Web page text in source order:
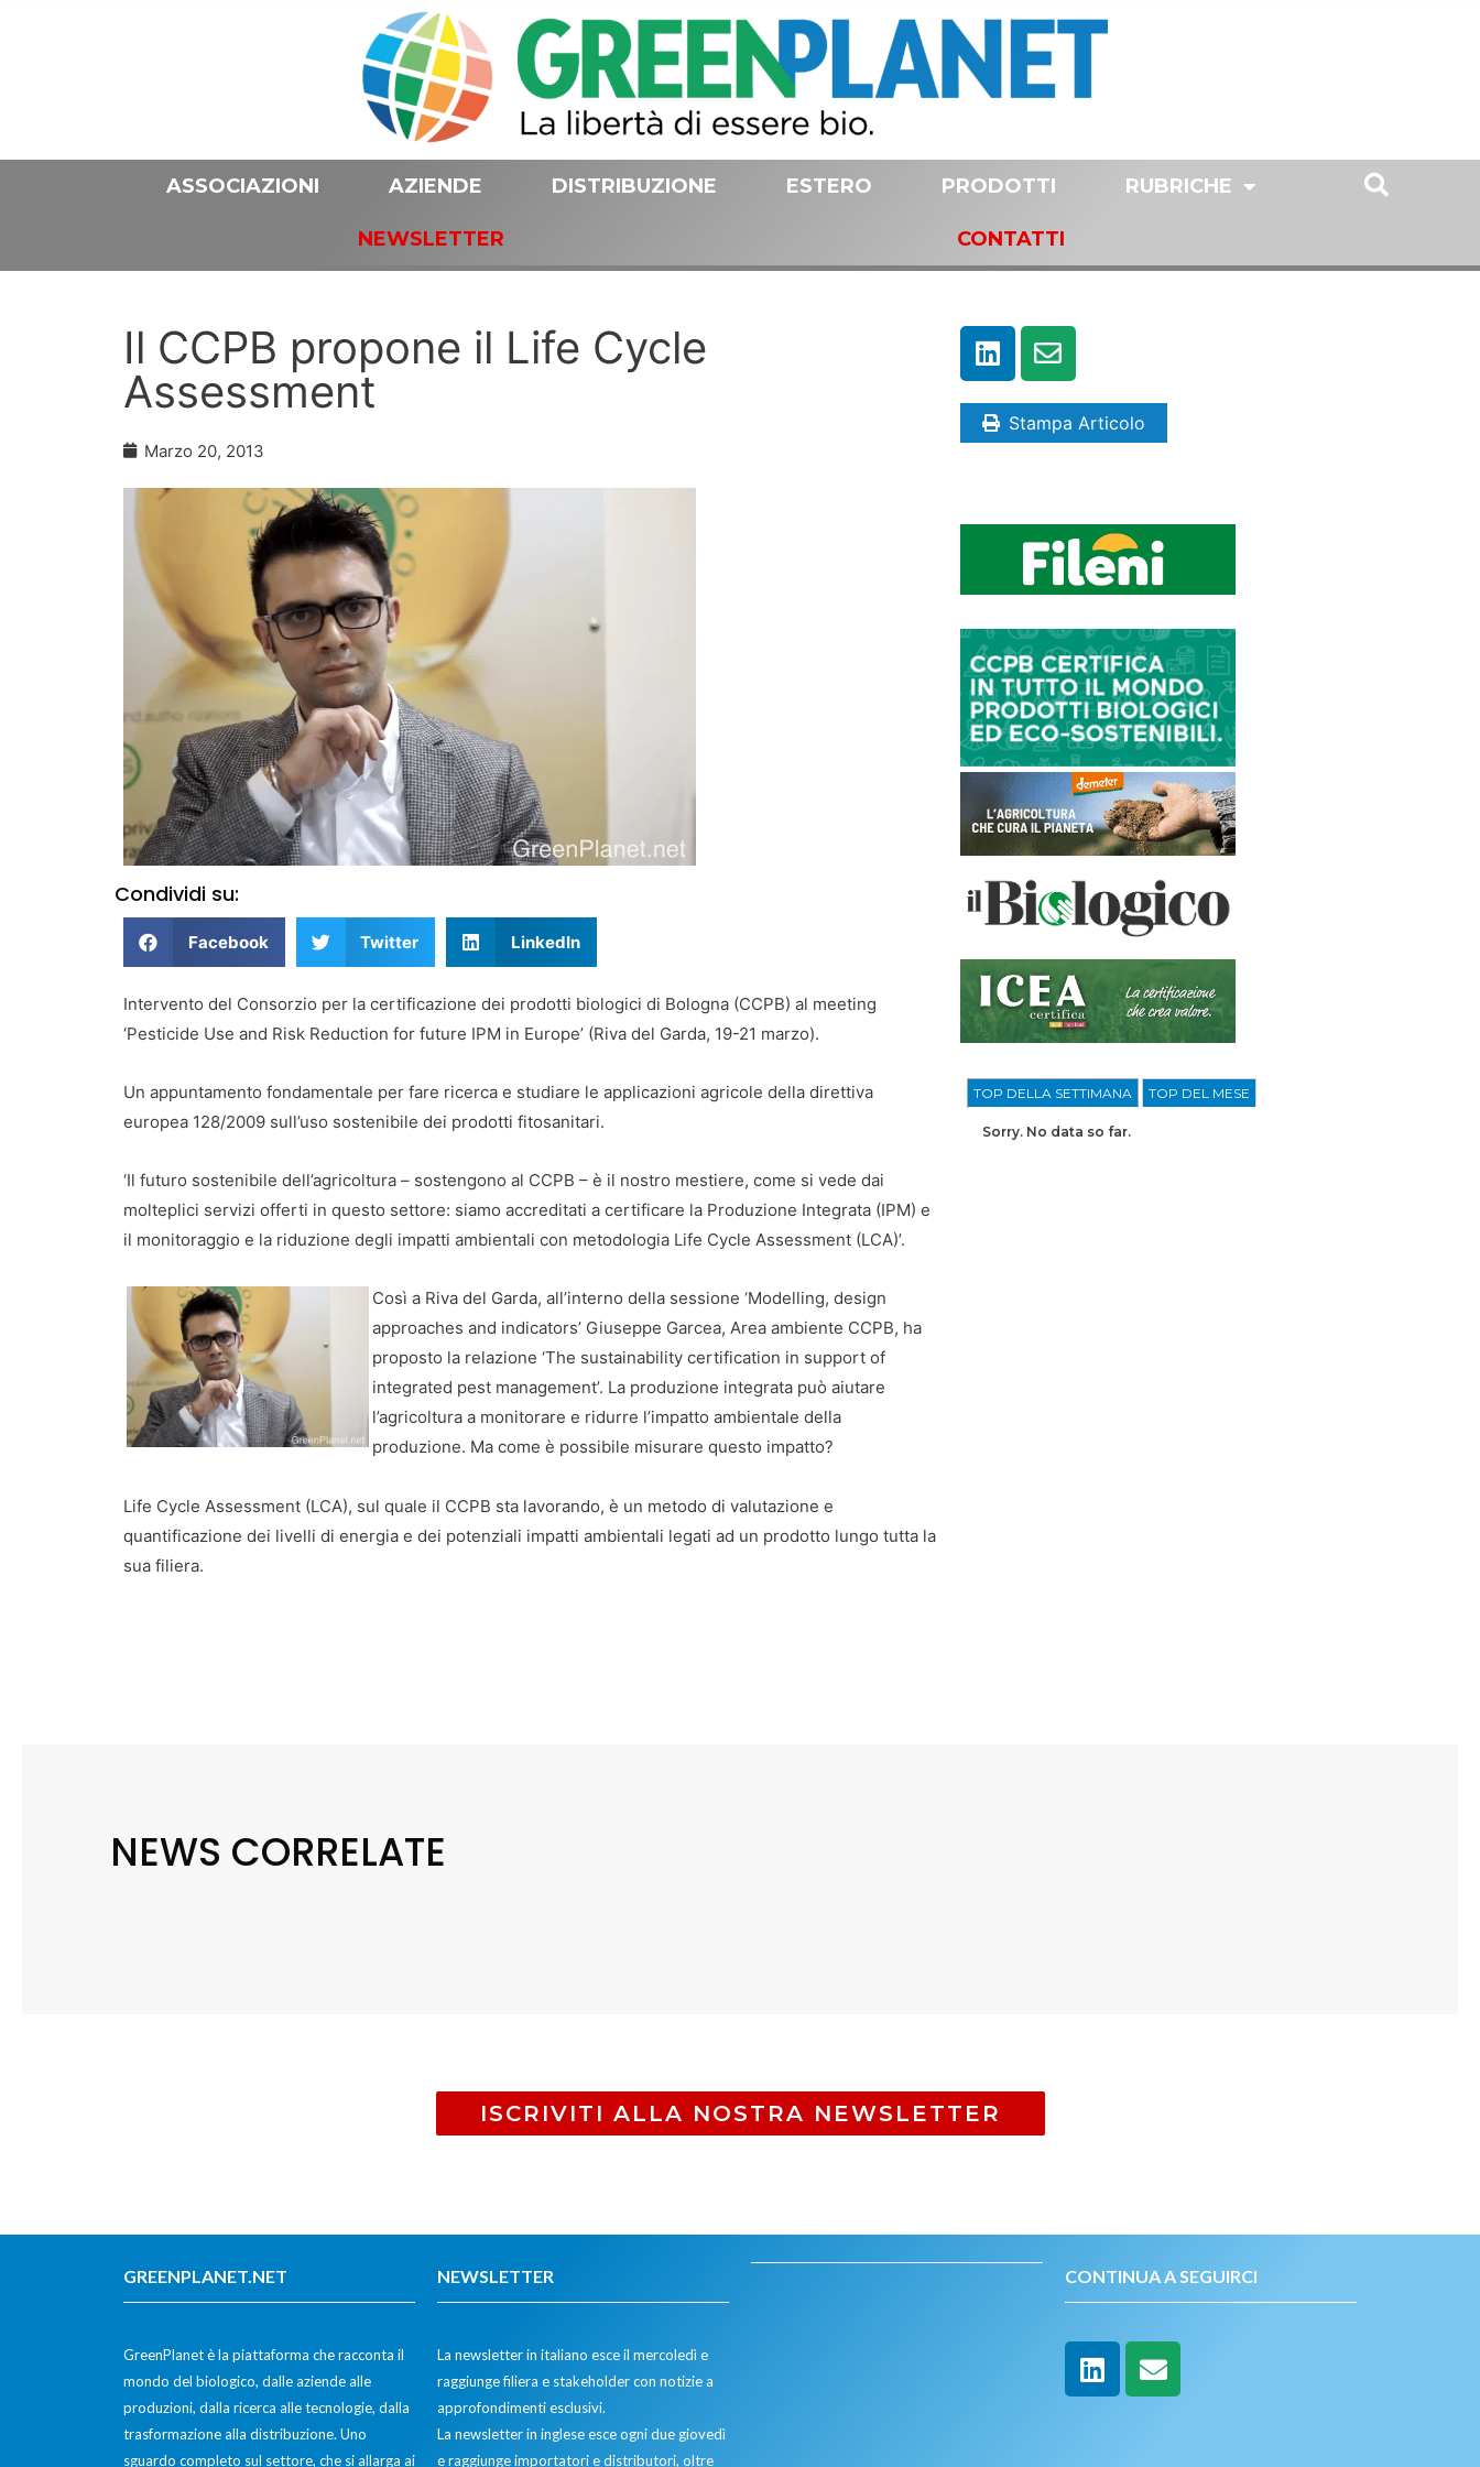
ASSOCIAZIONI AZIENDE DISTRIBUZIONE ESTERO PRODOTTI RUBRICHE
NEWSLETTER CONTATTI
Il CCPB propone il Life Cycle
Assessment
Marzo 20, 2013
Condividi su:
Facebook Twitter LinkedIn
Intervento del Consorzio per la certificazione dei prodotti biologici di Bologna (CCPB) al meeting
‘Pesticide Use and Risk Reduction for future IPM in Europe’ (Riva del Garda, 19-21 marzo).
Un appuntamento fondamentale per fare ricerca e studiare le applicazioni agricole della direttiva
europea 128/2009 sull’uso sostenibile dei prodotti fitosanitari.
‘Il futuro sostenibile dell’agricoltura – sostengono al CCPB – è il nostro mestiere, come si vede dai
molteplici servizi offerti in questo settore: siamo accreditati a certificare la Produzione Integrata (IPM) e
il monitoraggio e la riduzione degli impatti ambientali con metodologia Life Cycle Assessment (LCA)’.
Così a Riva del Garda, all’interno della sessione ‘Modelling, design
approaches and indicators’ Giuseppe Garcea, Area ambiente CCPB, ha
proposto la relazione ‘The sustainability certification in support of
integrated pest management’. La produzione integrata può aiutare
l’agricoltura a monitorare e ridurre l’impatto ambientale della
produzione. Ma come è possibile misurare questo impatto?
Life Cycle Assessment (LCA), sul quale il CCPB sta lavorando, è un metodo di valutazione e
quantificazione dei livelli di energia e dei potenziali impatti ambientali legati ad un prodotto lungo tutta la
sua filiera.
Stampa Articolo
TOP DELLA SETTIMANA TOP DEL MESE
Sorry. No data so far.
NEWS CORRELATE
ISCRIVITI ALLA NOSTRA NEWSLETTER
GREENPLANET.NET
GreenPlanet è la piattaforma che racconta il
mondo del biologico, dalle aziende alle
produzioni, dalla ricerca alle tecnologie, dalla
trasformazione alla distribuzione. Uno
sguardo completo sul settore, che si allarga ai
NEWSLETTER
La newsletter in italiano esce il mercoledì e
raggiunge filiera e stakeholder con notizie a
approfondimenti esclusivi.
La newsletter in inglese esce ogni due giovedì
e raggiunge importatori e distributori, oltre
CONTINUA A SEGUIRCI